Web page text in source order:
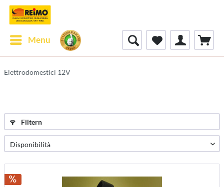
Menu
Elettrodomestici 12V
Filtern